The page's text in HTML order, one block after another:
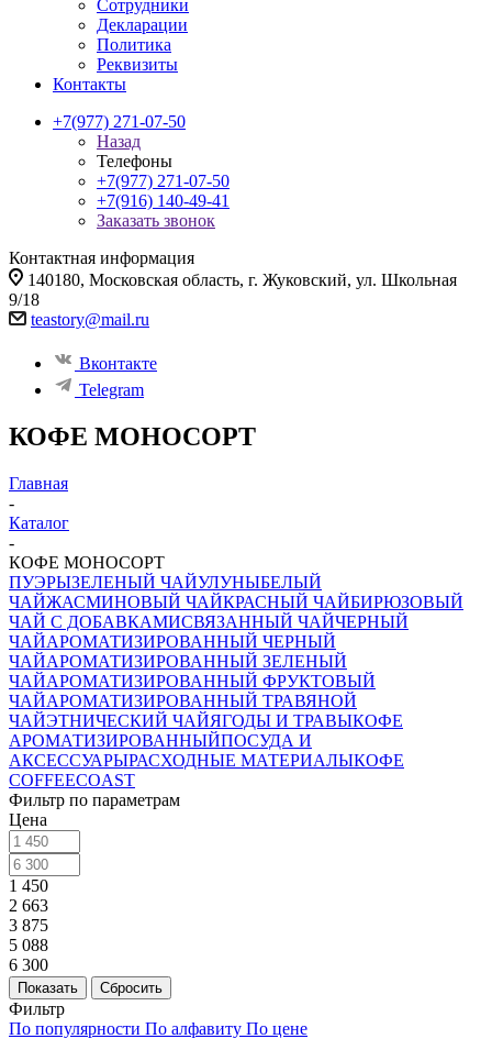
Сотрудники
Декларации
Политика
Реквизиты
Контакты
+7(977) 271-07-50
Назад
Телефоны
+7(977) 271-07-50
+7(916) 140-49-41
Заказать звонок
Контактная информация
140180, Московская область, г. Жуковский, ул. Школьная
9/18
teastory@mail.ru
Вконтакте
Telegram
КОФЕ МОНОСОРТ
Главная
-
Каталог
-
КОФЕ МОНОСОРТ
ПУЭРЫЗЕЛЕНЫЙ ЧАЙУЛУНЫБЕЛЫЙ
ЧАЙЖАСМИНОВЫЙ ЧАЙКРАСНЫЙ ЧАЙБИРЮЗОВЫЙ
ЧАЙ С ДОБАВКАМИСВЯЗАННЫЙ ЧАЙЧЕРНЫЙ
ЧАЙАРОМАТИЗИРОВАННЫЙ ЧЕРНЫЙ
ЧАЙАРОМАТИЗИРОВАННЫЙ ЗЕЛЕНЫЙ
ЧАЙАРОМАТИЗИРОВАННЫЙ ФРУКТОВЫЙ
ЧАЙАРОМАТИЗИРОВАННЫЙ ТРАВЯНОЙ
ЧАЙЭТНИЧЕСКИЙ ЧАЙЯГОДЫ И ТРАВЫКОФЕ
АРОМАТИЗИРОВАННЫЙПОСУДА И
АКСЕССУАРЫРАСХОДНЫЕ МАТЕРИАЛЫКОФЕ
COFFEECOAST
Фильтр по параметрам
Цена
1 450
2 663
3 875
5 088
6 300
Сбросить
Фильтр
По популярности По алфавиту По цене